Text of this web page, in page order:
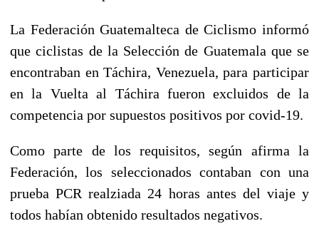
La Federación Guatemalteca de Ciclismo informó
que ciclistas de la Selección de Guatemala que se
encontraban en Táchira, Venezuela, para participar
en la Vuelta al Táchira fueron excluidos de la
competencia por supuestos positivos por covid-19.
Como parte de los requisitos, según afirma la
Federación, los seleccionados contaban con una
prueba PCR realziada 24 horas antes del viaje y
todos habían obtenido resultados negativos.